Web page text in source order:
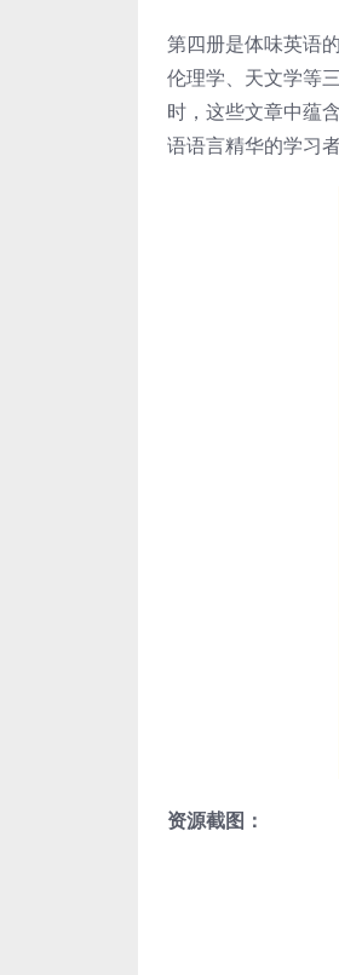
第四册是体味英语
伦理学、天文学等
时，这些文章中蕴
语语言精华的学习
资源截图：